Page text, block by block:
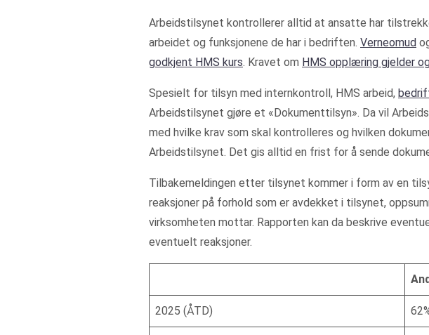
Arbeidstilsynet kontrollerer alltid at ansatte har
arbeidet og funksjonene de har i bedriften. Verneomud
godkjent HMS kurs. Kravet om HMS opplæring gjelder
Spesielt for tilsyn med internkontroll, HMS arbeid,
Arbeidstilsynet gjøre et «Dokumenttilsyn». Da vil
med hvilke krav som skal kontrolleres og hvilken
Arbeidstilsynet. Det gis alltid en frist for å sende
Tilbakemeldingen etter tilsynet kommer i form av en
reaksjoner på forhold som er avdekket i tilsynet,
virksomheten mottar. Rapporten kan da beskrive
eventuelt reaksjoner.
2025 (ÅTD)